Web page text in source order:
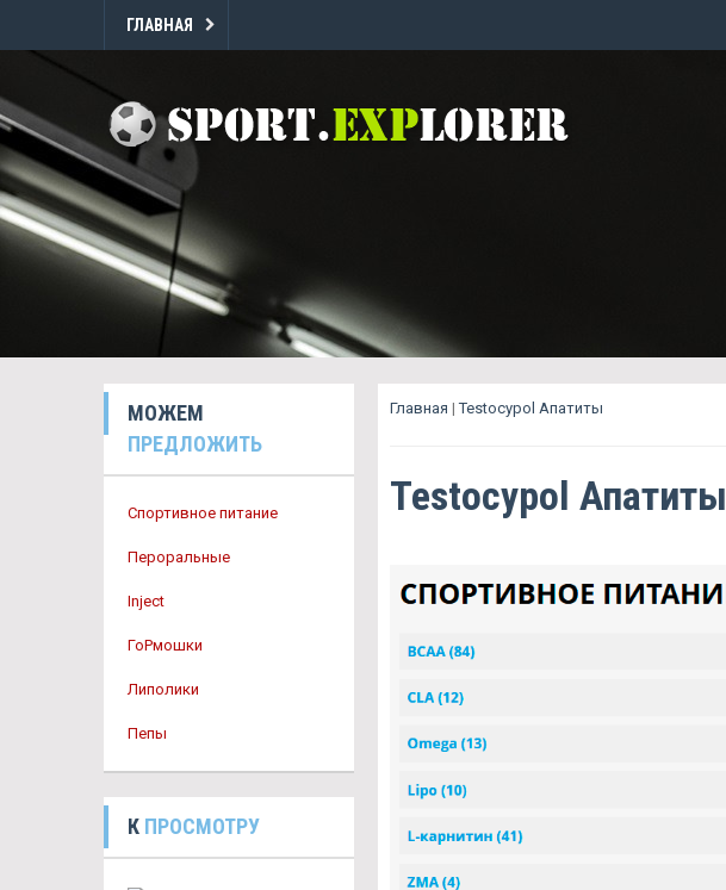
ГЛАВНАЯ
МОЖЕМ
ПРЕДЛОЖИТЬ
Спортивное питание
Пероральные
Inject
ГоРмошки
Липолики
Пепы
К ПРОСМОТРУ
Главная |Testocypol Апатиты
Testocypol Апатиты